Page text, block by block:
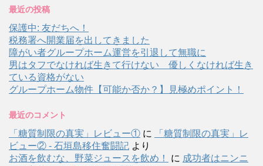
最近の投稿
保護中: 友だちへ！
税務署へ開業届を出してきました
障がい者グループホーム運営を引退して無職に
男はタフでなければ生きて行けない 優しくなければ生き
ている資格がない
グループホーム物件【可能か否か？】見極めポイント！
最近のコメント
「糖質制限の真実」レビュー① に
「糖質制限の真実」レ
ビュー② - 石垣島移住奮闘記 より
お酒を飲むな、野菜ジュースを飲め！
に 成功者はニンニ